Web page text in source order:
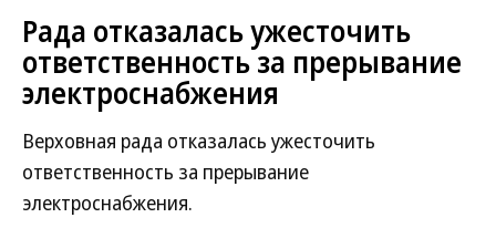
Рада отказалась ужесточить
ответственность за прерывание
электроснабжения
Верховная рада отказалась ужесточить
ответственность за прерывание
электроснабжения.